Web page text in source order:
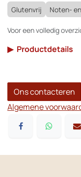
Glutenvrij Noten-
Voor een volledig
▶ Productdetails
Ons contacteren
Algemene